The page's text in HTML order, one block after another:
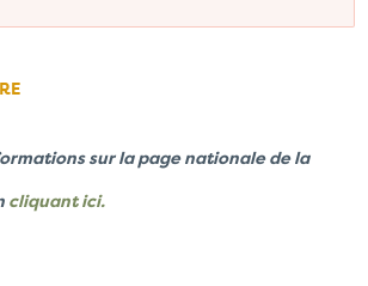
sur la page nationale de la
cliquant ici.